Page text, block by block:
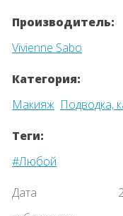
Производитель:
Vivienne Sabo
Категория:
Макияж Подводка,
Теги:
#Любой
Дата